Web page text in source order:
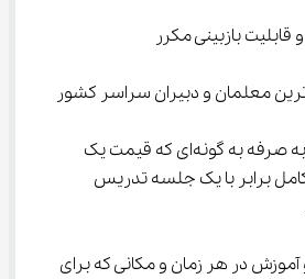
بازبینی مکرر
معلمان و دبیران سراسر کشور
هزینه مقرون به صرفه به گونه‌ای که قیمت یک
برابر با یک جلسه تدریس
آموزش در هر زمان و مکانی که برای